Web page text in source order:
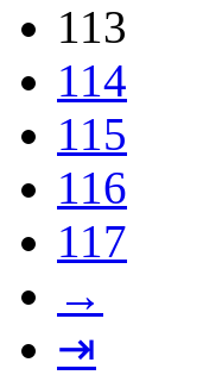
113
114
115
116
117
→
⇥